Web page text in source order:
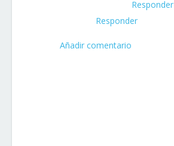
Responder
Responder
Añadir comentario